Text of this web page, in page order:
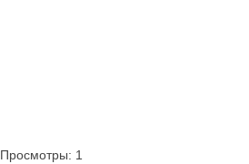
Просмотры: 1